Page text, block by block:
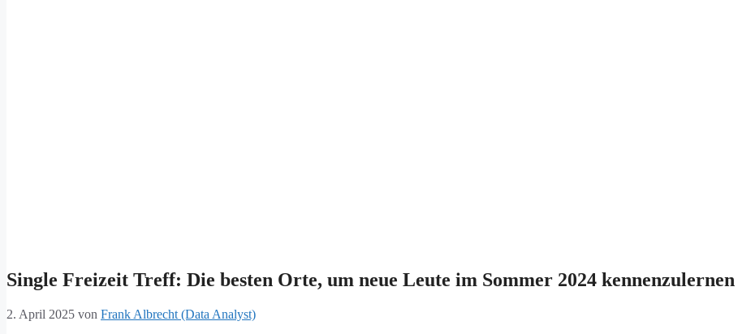
Single Freizeit Treff: Die besten Orte, um neue Leute im Sommer 2024 kennenzulernen
2. April 2025 von Frank Albrecht (Data Analyst)